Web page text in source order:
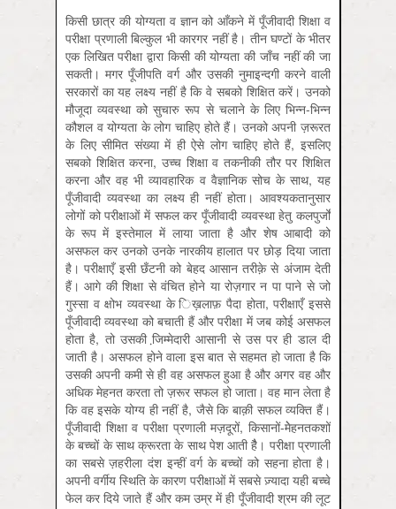
किसी छात्र की योग्यता व ज्ञान को आँकने में पूँजीवादी शिक्षा व
परीक्षा प्रणाली बिल्कुल भी कारगर नहीं है। तीन घण्टों के भीतर
एक लिखित परीक्षा द्वारा किसी की योग्यता की जाँच नहीं की जा
सकती। मगर पूँजीपति वर्ग और उसकी नुमाइन्दगी करने वाली
सरकारों का यह लक्ष्य नहीं है कि वे सबको शिक्षित करें। उनको
मौजूदा व्यवस्था को सुचारु रूप से चलाने के लिए भिन्न-भिन्न
कौशल व योग्यता के लोग चाहिए होते हैं। उनको अपनी ज़रूरत
के लिए सीमित संख्या में ही ऐसे लोग चाहिए होते हैं, इसलिए
सबको शिक्षित करना, उच्च शिक्षा व तकनीकी तौर पर शिक्षित
करना और वह भी व्यावहारिक व वैज्ञानिक सोच के साथ, यह
पूँजीवादी व्यवस्था का लक्ष्य ही नहीं होता। आवश्यकतानुसार
लोगों को परीक्षाओं में सफल कर पूँजीवादी व्यवस्था हेतु कलपुर्जों
के रूप में इस्तेमाल में लाया जाता है और शेष आबादी को
असफल कर उनको उनके नारकीय हालात पर छोड़ दिया जाता
है। परीक्षाएँ इसी छँटनी को बेहद आसान तरीक़े से अंजाम देती
हैं। आगे की शिक्षा से वंचित होने या रोज़गार न पा पाने से जो
गुस्सा व क्षोभ व्यवस्था के ि‍ख़लाफ़ पैदा होता, परीक्षाएँ इससे
पूँजीवादी व्यवस्था को बचाती हैं और परीक्षा में जब कोई असफल
होता है, तो उसकी जि़म्मेदारी आसानी से उस पर ही डाल दी
जाती है। असफल होने वाला इस बात से सहमत हो जाता है कि
उसकी अपनी कमी से ही वह असफल हुआ है और अगर वह और
अधिक मेहनत करता तो ज़रूर सफल हो जाता। वह मान लेता है
कि वह इसके योग्य ही नहीं है, जैसे कि बाक़ी सफल व्यक्ति हैं।
पूँजीवादी शिक्षा व परीक्षा प्रणाली मज़दूरों, किसानों-मेेहनतकशों
के बच्चों के साथ क्रूरता के साथ पेश आती हैै। परीक्षा प्रणाली
का सबसे ज़हरीला दंश इन्हीं वर्ग के बच्चों को सहना होता है।
अपनी वर्गीय स्थिति के कारण परीक्षाओं में सबसे ज़्यादा यही बच्चे
फेल कर दिये जाते हैं और कम उम्र में ही पूँजीवादी श्रम की लूट